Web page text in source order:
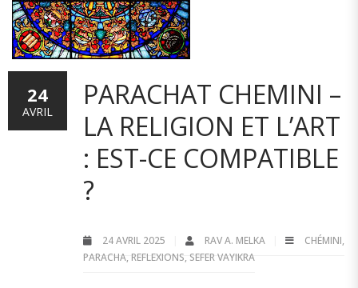
PARACHAT CHEMINI –
LA RELIGION ET L’ART
: EST-CE COMPATIBLE
?
24 AVRIL 2025 RAV A. MELKA CHÉMINI,
PARACHA, REFLEXIONS, SEFER VAYIKRA
24
AVRIL